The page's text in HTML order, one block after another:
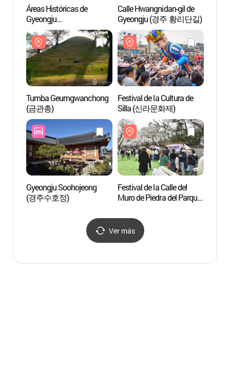
Áreas Históricas de
Gyeongju
(경주역사유적지구)
[Patrimonio Cultural de la
Humanidad de la Unesco]
Calle Hwangnidan-gil de
Gyeongju (경주 황리단길)
Tumba Geumgwanchong
(금관총)
Festival de la Cultura de
Silla (신라문화제)
Gyeongju Soohojeong
(경주수호정)
Festival de la Calle del
Muro de Piedra del Parque
(경주 대릉원돌담길 축제)
Ver más